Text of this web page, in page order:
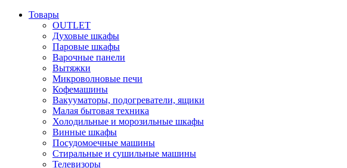
Товары
OUTLET
Духовые шкафы
Паровые шкафы
Варочные панели
Вытяжки
Микроволновые печи
Кофемашины
Вакууматоры, подогреватели, ящики
Малая бытовая техника
Холодильные и морозильные шкафы
Винные шкафы
Посудомоечные машины
Стиральные и сушильные машины
Телевизоры